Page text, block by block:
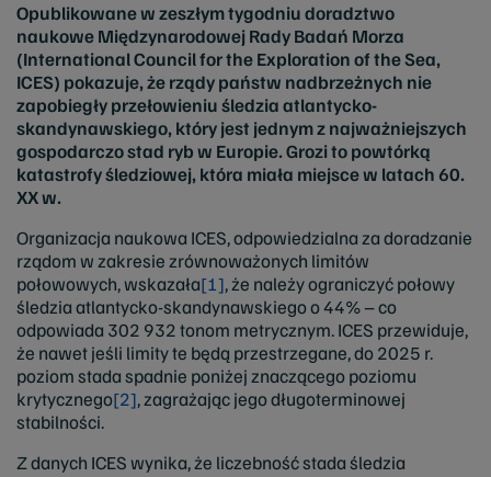
Opublikowane w zeszłym tygodniu doradztwo
naukowe Międzynarodowej Rady Badań Morza
(International Council for the Exploration of the Sea,
ICES) pokazuje, że rządy państw nadbrzeżnych nie
zapobiegły przełowieniu śledzia atlantycko-
skandynawskiego, który jest jednym z najważniejszych
gospodarczo stad ryb w Europie. Grozi to powtórką
katastrofy śledziowej, która miała miejsce w latach 60.
XX w.
Organizacja naukowa ICES, odpowiedzialna za doradzanie
rządom w zakresie zrównoważonych limitów
połowowych, wskazała[1], że należy ograniczyć połowy
śledzia atlantycko-skandynawskiego o 44% – co
odpowiada 302 932 tonom metrycznym. ICES przewiduje,
że nawet jeśli limity te będą przestrzegane, do 2025 r.
poziom stada spadnie poniżej znaczącego poziomu
krytycznego[2], zagrażając jego długoterminowej
stabilności.
Z danych ICES wynika, że liczebność stada śledzia